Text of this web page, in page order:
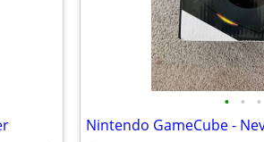
• • •
Nintendo GameCube -